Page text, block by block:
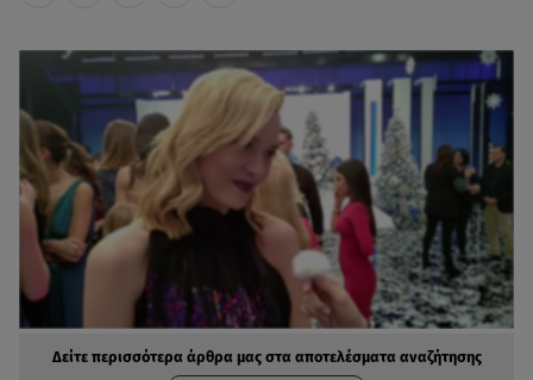
Δείτε περισσότερα άρθρα μας στα αποτελέσματα αναζήτησης